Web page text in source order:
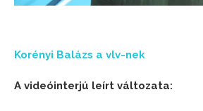
Korényi Balázs a vlv-nek
A videóinterjú leírt változata: